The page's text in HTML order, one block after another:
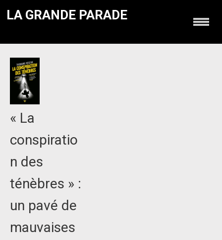
LA GRANDE PARADE
« La
conspiratio
n des
ténèbres » :
un pavé de
mauvaises